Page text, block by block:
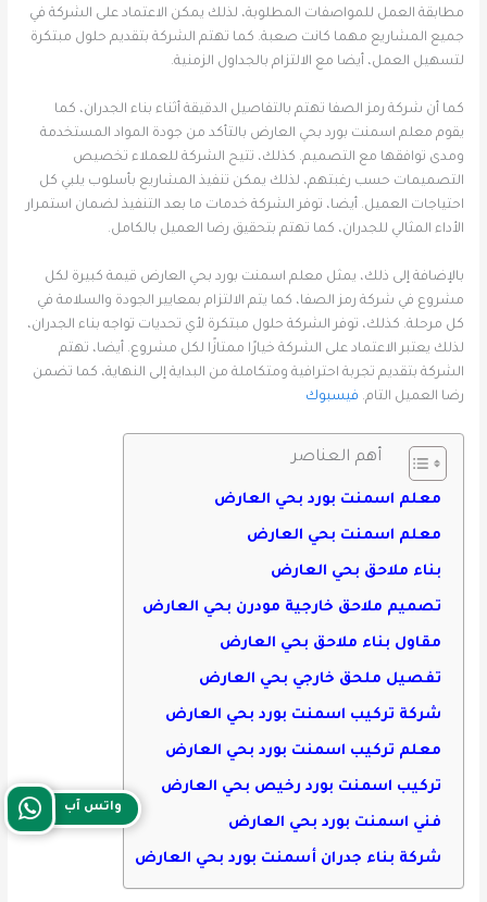
مطابقة العمل للمواصفات المطلوبة، لذلك يمكن الاعتماد على الشركة في
جميع المشاريع مهما كانت صعبة. كما تهتم الشركة بتقديم حلول مبتكرة
لتسهيل العمل، أيضا مع الالتزام بالجداول الزمنية.
كما أن شركة رمز الصفا تهتم بالتفاصيل الدقيقة أثناء بناء الجدران، كما
يقوم معلم اسمنت بورد بحي العارض بالتأكد من جودة المواد المستخدمة
ومدى توافقها مع التصميم. كذلك، تتيح الشركة للعملاء تخصيص
التصميمات حسب رغبتهم، لذلك يمكن تنفيذ المشاريع بأسلوب يلبي كل
احتياجات العميل. أيضا، توفر الشركة خدمات ما بعد التنفيذ لضمان استمرار
الأداء المثالي للجدران، كما تهتم بتحقيق رضا العميل بالكامل.
بالإضافة إلى ذلك، يمثل معلم اسمنت بورد بحي العارض قيمة كبيرة لكل
مشروع في شركة رمز الصفا، كما يتم الالتزام بمعايير الجودة والسلامة في
كل مرحلة. كذلك، توفر الشركة حلول مبتكرة لأي تحديات تواجه بناء الجدران،
لذلك يعتبر الاعتماد على الشركة خيارًا ممتازًا لكل مشروع. أيضا، تهتم
الشركة بتقديم تجربة احترافية ومتكاملة من البداية إلى النهاية، كما تضمن
رضا العميل التام. فيسبوك
أهم العناصر
معلم اسمنت بورد بحي العارض
معلم اسمنت بحي العارض
بناء ملاحق بحي العارض
تصميم ملاحق خارجية مودرن بحي العارض
مقاول بناء ملاحق بحي العارض
تفصيل ملحق خارجي بحي العارض
شركة تركيب اسمنت بورد بحي العارض
معلم تركيب اسمنت بورد بحي العارض
تركيب اسمنت بورد رخيص بحي العارض
فني اسمنت بورد بحي العارض
شركة بناء جدران أسمنت بورد بحي العارض
واتس آب